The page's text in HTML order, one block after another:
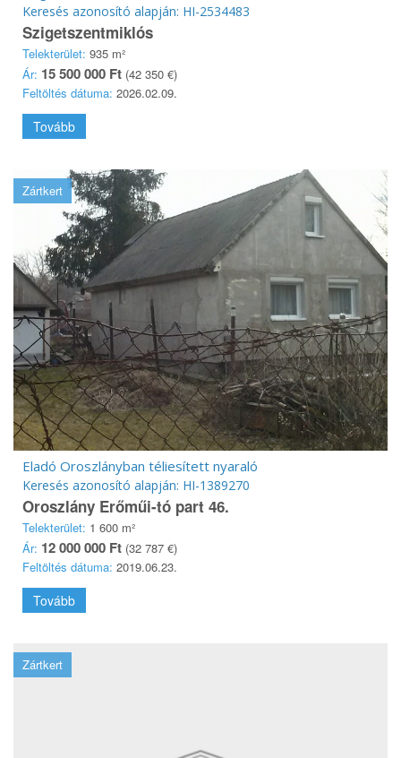
Keresés azonosító alapján: HI-2534483
Szigetszentmiklós
Telekterület: 935 m²
Ár: 15 500 000 Ft (42 350 €)
Feltöltés dátuma: 2026.02.09.
Tovább
Zártkert
Eladó Oroszlányban téliesített nyaraló
Keresés azonosító alapján: HI-1389270
Oroszlány Erőműi-tó part 46.
Telekterület: 1 600 m²
Ár: 12 000 000 Ft (32 787 €)
Feltöltés dátuma: 2019.06.23.
Tovább
Zártkert